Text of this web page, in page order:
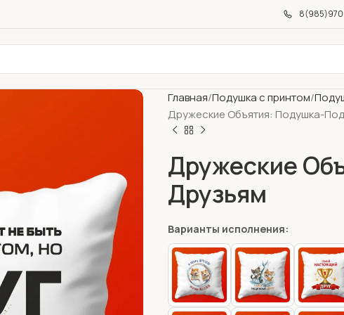
Главная Подушка с принтом
Дружеские Объятия: Подушка-
Дружеские
Друзьям
Варианты исполнения: